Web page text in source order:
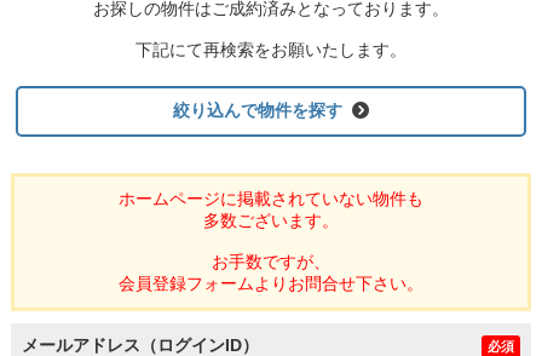
お探しの物件はご成約済みとなっております。
下記にて再検索をお願いたします。
絞り込んで物件を探す
ホームページに掲載されていない物件も
多数ございます。
お手数ですが、
会員登録フォームよりお問合せ下さい。
メールアドレス（ログインID） 必須